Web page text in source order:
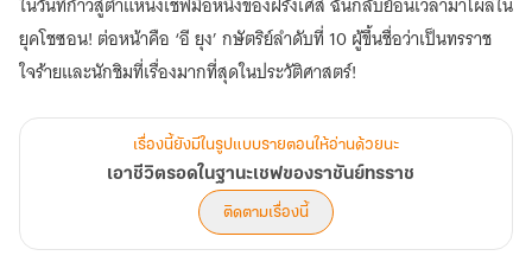
ของ
ราชันย์
ทรราช
ยุคโชซอน! ต่อหน้าคือ ‘อี ยุง’ กษัตริย์ลำดับที่ 10 ผู้ขึ้นชื่อว่าเป็นทรราช
ใจร้ายและนักชิมที่เรื่องมากที่สุดในประวัติศาสตร์!
เรื่องนี้ยังมีในรูปแบบรายตอนให้อ่านด้วยนะ
เอาชีวิตรอดในฐานะเชฟของราชันย์ทรราช
ติดตามเรื่องนี้